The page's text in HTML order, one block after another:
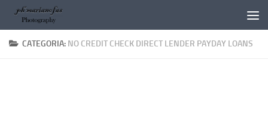
Salta al contenuto
CATEGORIA: NO CREDIT CHECK DIRECT LENDER PAYDAY LOANS